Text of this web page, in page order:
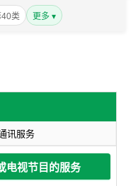
40类 更多 ▾
讯服务
电视节目的服务